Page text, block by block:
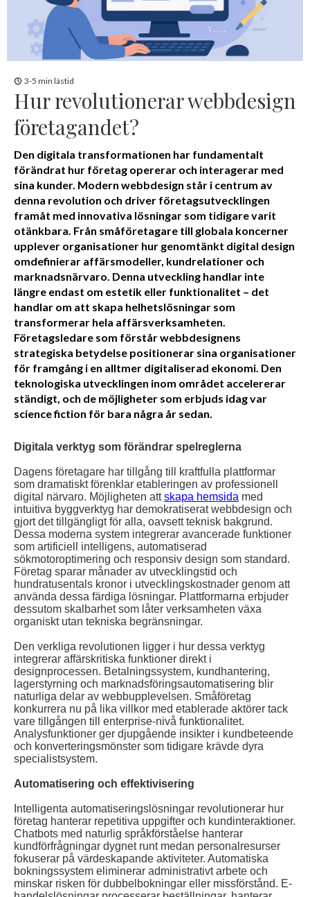
3-5 min lästid
Hur revolutionerar webbdesign
företagandet?
Den digitala transformationen har fundamentalt
förändrat hur företag opererar och interagerar med
sina kunder. Modern webbdesign står i centrum av
denna revolution och driver företagsutvecklingen
framåt med innovativa lösningar som tidigare varit
otänkbara. Från småföretagare till globala koncerner
upplever organisationer hur genomtänkt digital design
omdefinierar affärsmodeller, kundrelationer och
marknadsnärvaro. Denna utveckling handlar inte
längre endast om estetik eller funktionalitet – det
handlar om att skapa helhetslösningar som
transformerar hela affärsverksamheten.
Företagsledare som förstår webbdesignens
strategiska betydelse positionerar sina organisationer
för framgång i en alltmer digitaliserad ekonomi. Den
teknologiska utvecklingen inom området accelererar
ständigt, och de möjligheter som erbjuds idag var
science fiction för bara några år sedan.
Digitala verktyg som förändrar spelreglerna
Dagens företagare har tillgång till kraftfulla plattformar
som dramatiskt förenklar etableringen av professionell
digital närvaro. Möjligheten attskapa hemsida med
intuitiva byggverktyg har demokratiserat webbdesign och
gjort det tillgängligt för alla, oavsett teknisk bakgrund.
Dessa moderna system integrerar avancerade funktioner
som artificiell intelligens, automatiserad
sökmotoroptimering och responsiv design som standard.
Företag sparar månader av utvecklingstid och
hundratusentals kronor i utvecklingskostnader genom att
använda dessa färdiga lösningar. Plattformarna erbjuder
dessutom skalbarhet som låter verksamheten växa
organiskt utan tekniska begränsningar.
Den verkliga revolutionen ligger i hur dessa verktyg
integrerar affärskritiska funktioner direkt i
designprocessen. Betalningssystem, kundhantering,
lagerstyrning och marknadsföringsautomatisering blir
naturliga delar av webbupplevelsen. Småföretag
konkurrera nu på lika villkor med etablerade aktörer tack
vare tillgången till enterprise-nivå funktionalitet.
Analysfunktioner ger djupgående insikter i kundbeteende
och konverteringsmönster som tidigare krävde dyra
specialistsystem.
Automatisering och effektivisering
Intelligenta automatiseringslösningar revolutionerar hur
företag hanterar repetitiva uppgifter och kundinteraktioner.
Chatbots med naturlig språkförståelse hanterar
kundförfrågningar dygnet runt medan personalresurser
fokuserar på värdeskapande aktiviteter. Automatiska
bokningssystem eliminerar administrativt arbete och
minskar risken för dubbelbokningar eller missförstånd. E-